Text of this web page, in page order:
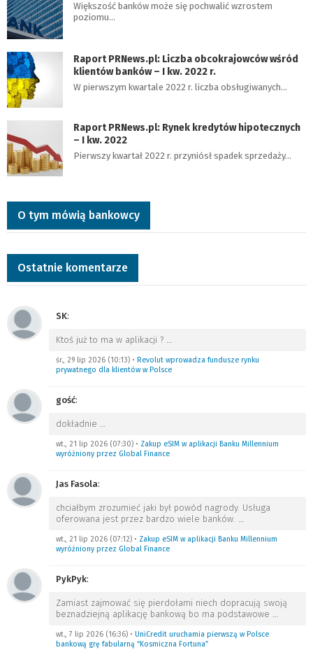
Większość banków może się pochwalić wzrostem
poziomu…
Raport PRNews.pl: Liczba obcokrajowców wśród
klientów banków – I kw. 2022 r.
W pierwszym kwartale 2022 r. liczba obsługiwanych…
Raport PRNews.pl: Rynek kredytów hipotecznych
– I kw. 2022
Pierwszy kwartał 2022 r. przyniósł spadek sprzedaży…
O tym mówią bankowcy
Ostatnie komentarze
SK:
Ktoś już to ma w aplikacji ? …
śr., 29 lip 2026 (10:13) • Revolut wprowadza fundusze rynku
prywatnego dla klientów w Polsce
gość:
dokładnie …
wt., 21 lip 2026 (07:30) • Zakup eSIM w aplikacji Banku Millennium
wyróżniony przez Global Finance
Jas Fasola:
chciałbym zrozumieć jaki był powód nagrody. Usługa
oferowana jest przez bardzo wiele banków. …
wt., 21 lip 2026 (07:12) • Zakup eSIM w aplikacji Banku Millennium
wyróżniony przez Global Finance
PykPyk:
Zamiast zajmować się pierdołami niech dopracują swoją
beznadziejną aplikację bankową bo ma podstawowe …
wt., 7 lip 2026 (16:36) • UniCredit uruchamia pierwszą w Polsce
bankową grę fabularną “Kosmiczna Fortuna”